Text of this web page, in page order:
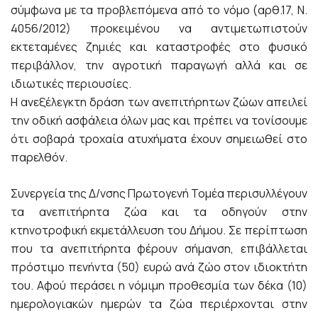
σύμφωνα με τα προβλεπόμενα από το νόμο (αρθ.17, Ν.
4056/2012) προκειμένου να αντιμετωπιστούν
εκτεταμένες ζημιές και καταστροφές στο φυσικό
περιβάλλον, την αγροτική παραγωγή αλλά και σε
ιδιωτικές περιουσίες.
Η ανεξέλεγκτη δράση των ανεπιτήρητων ζώων απειλεί
την οδική ασφάλεια όλων μας και πρέπει να τονίσουμε
ότι σοβαρά τροχαία ατυχήματα έχουν σημειωθεί στο
παρελθόν.
Συνεργεία της Δ/νσης Πρωτογενή Τομέα περισυλλέγουν
τα ανεπιτήρητα ζώα και τα οδηγούν στην
κτηνοτροφική εκμετάλλευση του Δήμου. Σε περίπτωση
που τα ανεπιτήρητα φέρουν σήμανση, επιβάλλεται
πρόστιμο πενήντα (50) ευρώ ανά ζώο στον ιδιοκτήτη
του. Αφού περάσει η νόμιμη προθεσμία των δέκα (10)
ημερολογιακών ημερών τα ζώα περιέρχονται στην